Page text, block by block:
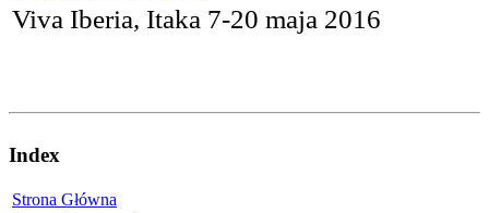
Viva Iberia, Itaka 7-20 maja 2016
Index
Strona Główna